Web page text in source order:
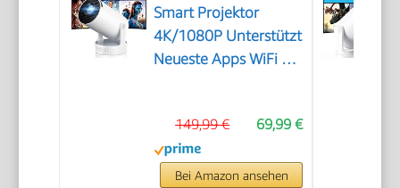
Smart Projektor
4K/1080P Unterstützt
Neueste Apps WiFi 6
Trapezkorrektur
Niedriges Rauschen,
Ultrakurzdistanzbeamer
69,99 €
149,99 €
Bei Amazon ansehen